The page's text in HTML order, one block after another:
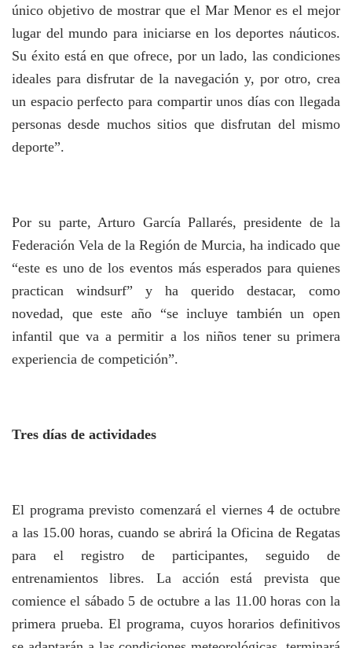
único objetivo de mostrar que el Mar Menor es el mejor
lugar del mundo para iniciarse en los deportes náuticos.
Su éxito está en que ofrece, por un lado, las condiciones
ideales para disfrutar de la navegación y, por otro, crea
un espacio perfecto para compartir unos días con llegada
personas desde muchos sitios que disfrutan del mismo
deporte”.
Por su parte, Arturo García Pallarés, presidente de la
Federación Vela de la Región de Murcia, ha indicado que
“este es uno de los eventos más esperados para quienes
practican windsurf” y ha querido destacar, como
novedad, que este año “se incluye también un open
infantil que va a permitir a los niños tener su primera
experiencia de competición”.
Tres días de actividades
El programa previsto comenzará el viernes 4 de octubre
a las 15.00 horas, cuando se abrirá la Oficina de Regatas
para el registro de participantes, seguido de
entrenamientos libres. La acción está prevista que
comience el sábado 5 de octubre a las 11.00 horas con la
primera prueba. El programa, cuyos horarios definitivos